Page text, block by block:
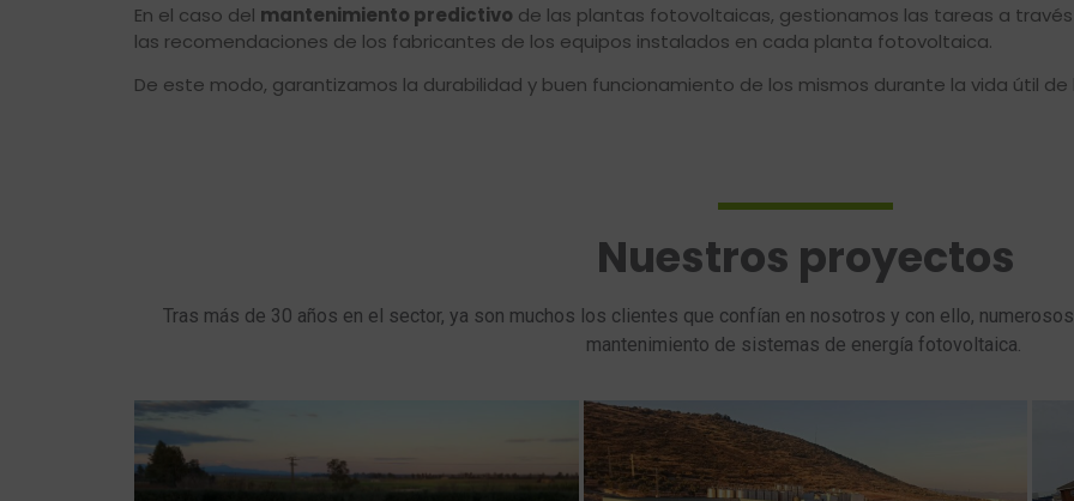
En el caso del mantenimiento predictivo de las plantas fotovoltaicas, gestionamos las tareas a
las recomendaciones de los fabricantes de los equipos instalados en cada planta fotovoltaica.
De este modo, garantizamos la durabilidad y buen funcionamiento de los mismos durante la vida útil de
Nuestros proyectos
Tras más de 30 años en el sector, ya son muchos los clientes que confían en nosotros y con ello,
mantenimiento de sistemas de energía fotovoltaica.